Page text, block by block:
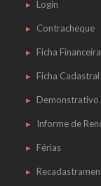
Login
Contracheque
Ficha Financeira
Ficha Cadastral
Demonstrativo
Informe de
Férias